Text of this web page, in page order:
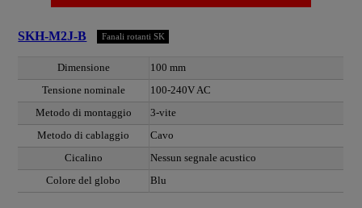
SKH-M2J-B Fanali rotanti SK
Dimensione
100 mm
Tensione nominale
100-240V AC
Metodo di montaggio
3-vite
Metodo di cablaggio
Cavo
Cicalino
Nessun segnale acustico
Colore del globo
Blu